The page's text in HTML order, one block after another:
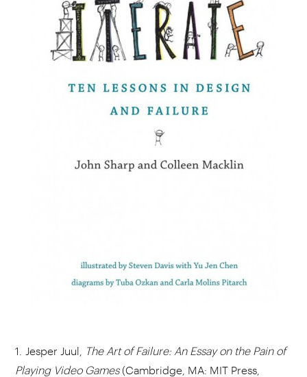
1. Jesper Juul,
The Art of Failure: An Essay on the Pain of
Playing Video Games(Cambridge, MA: MIT Press,